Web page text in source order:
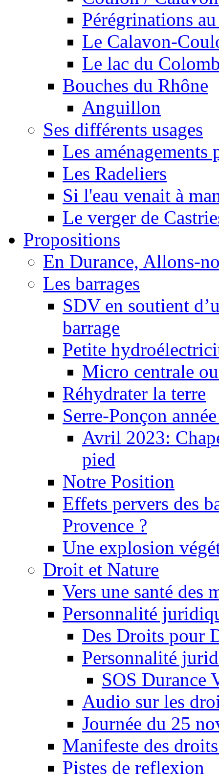
Pérégrinations
Le Calavon-
Le lac du
Bouches du Rhône
Anguillon
Ses différents usages
Les
Les Radeliers
Si l'eau venait à
Le verger de
Propositions
En Durance, Allons-
Les barrages
SDV en soutient
barrage
Petite
Micro centrale
Réhydrater la terre
Serre-Ponçon
Avril 2023:
pied
Notre Position
Effets pervers des
Provence ?
Une explosion
Droit et Nature
Vers une santé des
Personnalité
Des Droits pour
Personnalité
SOS Durance
Audio sur les
Journée du 25
Manifeste des
Pistes de reflexion